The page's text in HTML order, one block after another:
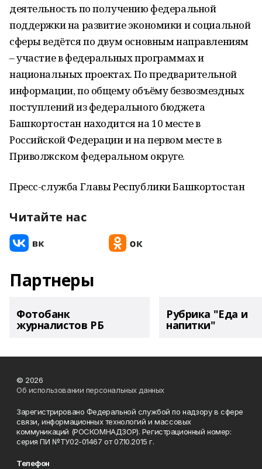
деятельность по получению федеральной
поддержки на развитие экономики и социальной
сферы ведётся по двум основным направлениям
– участие в федеральных программах и
национальных проектах. По предварительной
информации, по общему объёму безвозмездных
поступлений из федерального бюджета
Башкортостан находится на 10 месте в
Российской Федерации и на первом месте в
Приволжском федеральном округе.
Пресс-служба Главы Республики Башкортостан
Читайте нас
Партнеры
Фотобанк
журналистов РБ
Рубрика "Еда и
напитки"
© 2026
Об использовании персональных данных
Зарегистрировано Федеральной службой по надзору в сфере
связи, информационных технологий и массовых
коммуникаций (РОСКОМНАДЗОР). Регистрационный номер:
серия ПИ №ТУ02-01467 от 07.10.2015 г.
Телефон